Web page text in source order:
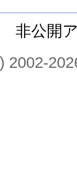
非公開
2002-